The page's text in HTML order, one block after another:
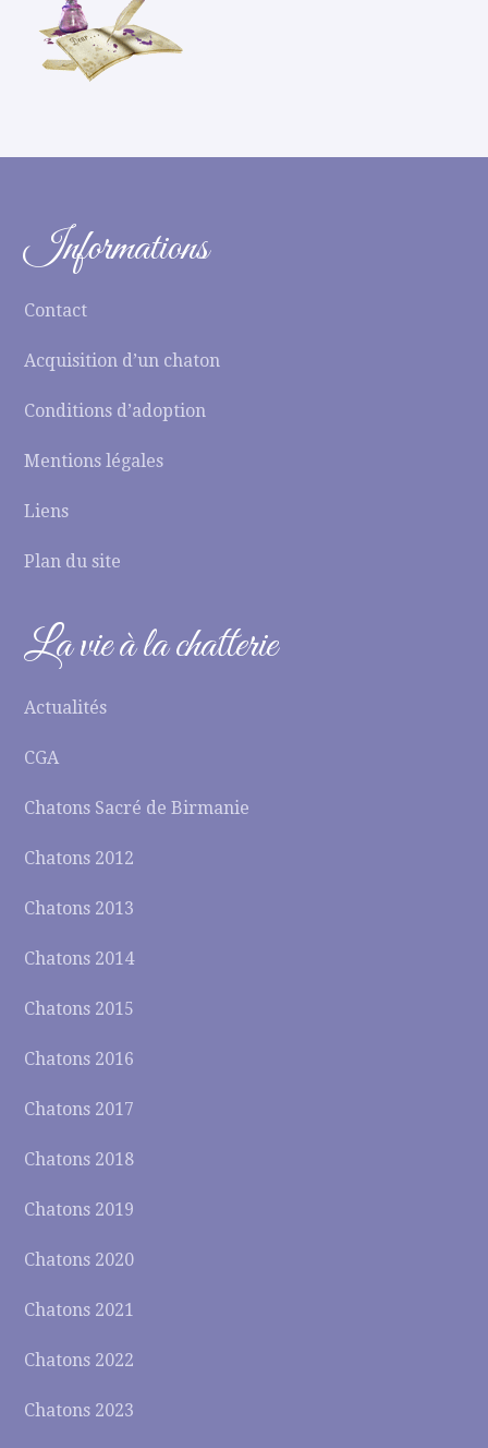
Informations
Contact
Acquisition d’un chaton
Conditions d’adoption
Mentions légales
Liens
Plan du site
La vie à la chatterie
Actualités
CGA
Chatons Sacré de Birmanie
Chatons 2012
Chatons 2013
Chatons 2014
Chatons 2015
Chatons 2016
Chatons 2017
Chatons 2018
Chatons 2019
Chatons 2020
Chatons 2021
Chatons 2022
Chatons 2023